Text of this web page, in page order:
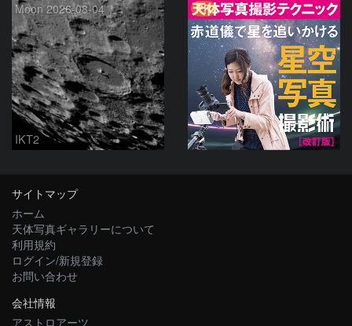
Moon 2026-08-04
IKT2
PR
サイトマップ
ホーム
天体写真ギャラリーについて
利用規約
ログイン/新規登録
お問い合わせ
会社情報
アストロアーツ